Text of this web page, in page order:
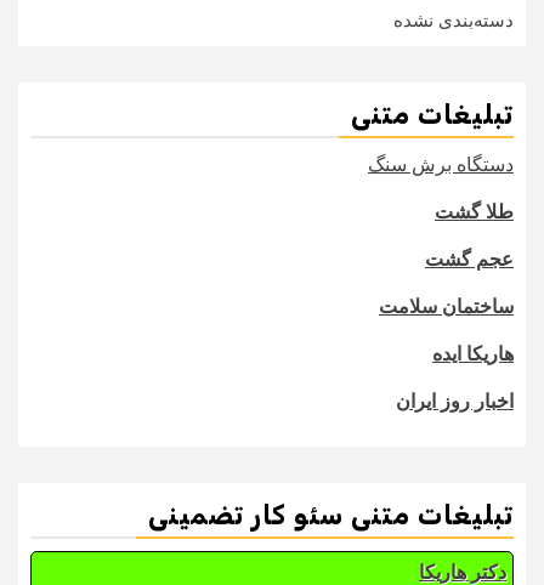
دسته‌بندی نشده
تبلیغات متنی
دستگاه برش سنگ
طلا گشت
عجم گشت
ساختمان سلامت
هاریکا ایده
اخبار روز ایران
تبلیغات متنی سئو کار تضمینی
دکتر هاریکا